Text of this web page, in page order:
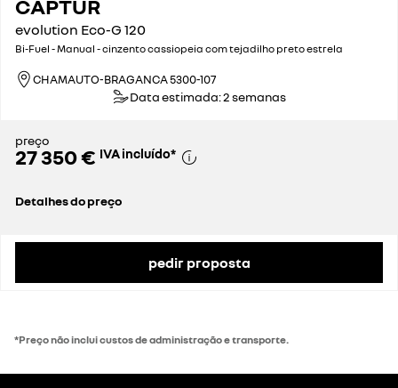
CAPTUR
evolution Eco-G 120
Bi-Fuel - Manual - cinzento cassiopeia com tejadilho preto estrela
CHAMAUTO-BRAGANCA 5300-107
Data estimada: 2 semanas
preço
27 350 € IVA incluído*
Detalhes do preço
Taxa de IVA
23%
preço de catálogo com impostos
pedir proposta
*Preço não inclui custos de administração e transporte.